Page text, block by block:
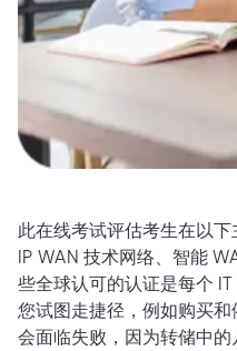
此在线考试评估考生在以
IP WAN 技术网络、智能
些全球认可的认证是每个
您试图走捷径，例如购买
会面临失败，因为转储中